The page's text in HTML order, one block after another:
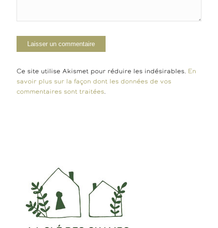
Ce site utilise Akismet pour réduire les indésirables. En
savoir plus sur la façon dont les données de vos
commentaires sont traitées.